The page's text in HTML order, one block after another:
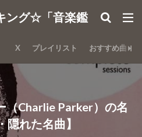
ング☆「音楽鑑
X プレイリスト おすすめ曲
（Charlie Parker）の名
れた名曲】
検索